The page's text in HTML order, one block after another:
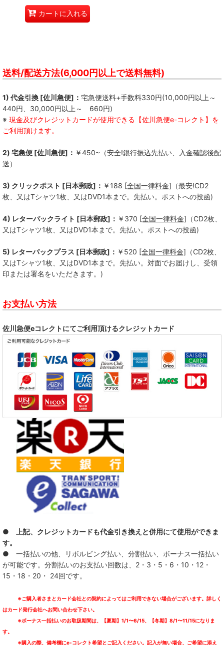
カートに入れる
送料/配送方法(6,000円以上で送料無料)
1) 代金引換 [佐川急便]： 宅急便送料+手数料330円(10,000円以上～
440円、30,000円以上～ 660円)
※ 現金及びクレジットカードが使用できる【佐川急便e-コレクト】を
ご利用頂けます。
2) 宅急便 [佐川急便]： ￥450~（安全!銀行振込先払い、入金確認後配
送）
3) クリックポスト [日本郵政]： ￥188 [全国一律料金] （最安!CD2
枚、又はTシャツ1枚、又はDVD1本まで。先払い。ポストへの投函)
4) レターパックライト [日本郵政]： ￥370 [全国一律料金] （CD2枚、
又はTシャツ1枚、又はDVD1本まで。先払い。ポストへの投函)
5) レターパックプラス [日本郵政]： ￥520 [全国一律料金] （CD2枚、
又はTシャツ1枚、又はDVD1本まで。先払い。対面でお届けし、受領
印または署名をいただきます。)
お支払い方法
佐川急便eコレクトにてご利用頂けるクレジットカード
● 上記、クレジットカードも代金引き換えと併用にて使用ができま
す。
● 一括払いの他、リボルビング払い、分割払い、ボーナス一括払い
が可能です。分割払いのお支払い回数は、2・3・5・6・10・12・
15・18・20・ 24回です。
※ご購入者さまとカード会社との契約によってはご利用できない場合がございます。詳しく
はカード発行会社へお問い合わせ下さい。
※ボーナス一括払いのお取扱期間は、【夏期】1/1〜6/15、【冬期】8/1〜11/15になりま
す。
※購入の際、備考欄にe-コレクト希望とご記入ください。記入が無い場合、ご希望に添え